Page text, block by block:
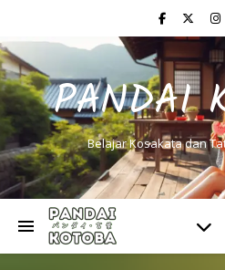
PANDAI
Belajar Kosakata dan